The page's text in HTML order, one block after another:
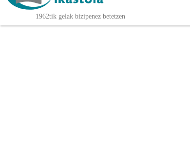
Elgoibar Ikastola
1962tik gelak bizipenez betetzen